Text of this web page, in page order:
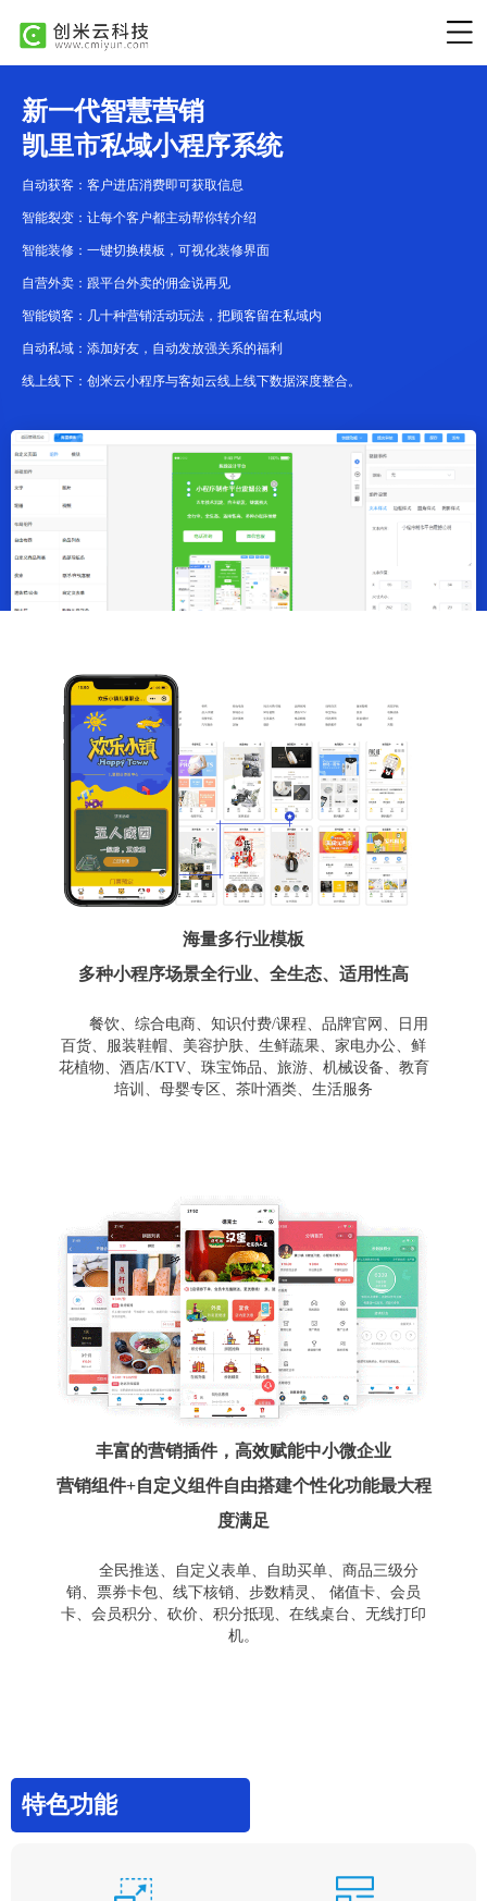
新一代智慧营销
凯里市私域小程序系统
自动获客：客户进店消费即可获取信息
智能裂变：让每个客户都主动帮你转介绍
智能装修：一键切换模板，可视化装修界面
自营外卖：跟平台外卖的佣金说再见
智能锁客：几十种营销活动玩法，把顾客留在私域内
自动私域：添加好友，自动发放强关系的福利
线上线下：创米云小程序与客如云线上线下数据深度整合。
海量多行业模板
多种小程序场景全行业、全生态、适用性高
餐饮、综合电商、知识付费/课程、品牌官网、日用
百货、服装鞋帽、美容护肤、生鲜蔬果、家电办公、鲜
花植物、酒店/KTV、珠宝饰品、旅游、机械设备、教育
培训、母婴专区、茶叶酒类、生活服务
丰富的营销插件，高效赋能中小微企业
营销组件+自定义组件自由搭建个性化功能最大程
度满足
全民推送、自定义表单、自助买单、商品三级分
销、票券卡包、线下核销、步数精灵、 储值卡、会员
卡、会员积分、砍价、积分抵现、在线桌台、无线打印
机。
特色功能